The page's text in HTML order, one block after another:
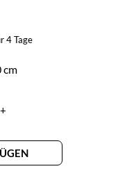
4 Tage
cm
+